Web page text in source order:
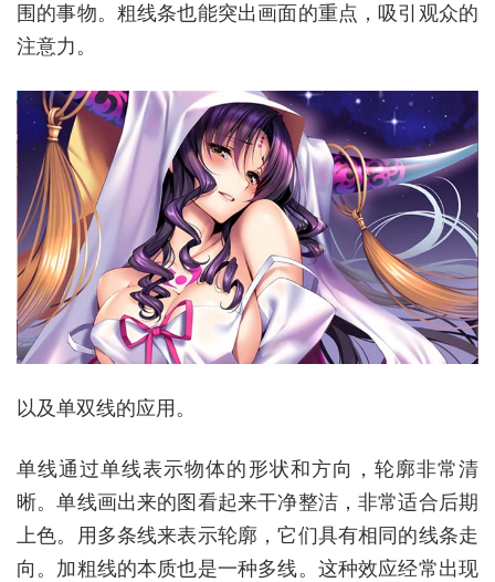
围的事物。粗线条也能突出画面的重点，吸引观众的
注意力。
以及单双线的应用。
单线通过单线表示物体的形状和方向，轮廓非常清
晰。单线画出来的图看起来干净整洁，非常适合后期
上色。用多条线来表示轮廓，它们具有相同的线条走
向。加粗线的本质也是一种多线。这种效应经常出现